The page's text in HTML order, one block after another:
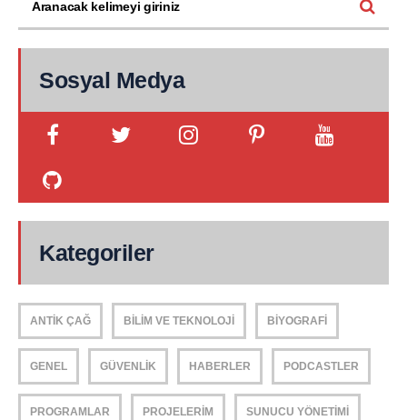
Sosyal Medya
Kategoriler
ANTIK ÇAĞ BILIM VE TEKNOLOJI BIYOGRAFI
GENEL GÜVENLIK HABERLER PODCASTLER
PROGRAMLAR PROJELERIM SUNUCU YÖNETIMI